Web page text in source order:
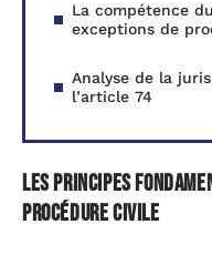
La compétence
exceptions de
Analyse de la
l’article 74
Les principes
procédure civile